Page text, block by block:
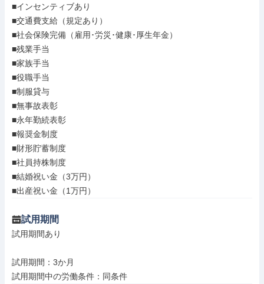
■インセンティブあり
■交通費支給（規定あり）
■社会保険完備（雇用･労災･健康･厚生年金）
■残業手当
■家族手当
■役職手当
■制服貸与
■無事故表彰
■永年勤続表彰
■報奨金制度
■財形貯蓄制度
■社員持株制度
■結婚祝い金（3万円）
■出産祝い金（1万円）
試用期間
試用期間あり
試用期間：3か月
試用期間中の労働条件：同条件